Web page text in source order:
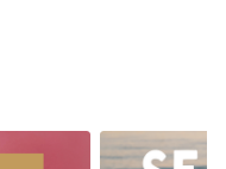
étirements et
afin de délier
toi à